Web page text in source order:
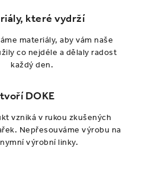
které vydrží
materiály, aby vám naše
co nejdéle a dělaly radost
každý den.
DOKE
vzniká v rukou zkušených
Nepřesouváme výrobu na
výrobní linky.